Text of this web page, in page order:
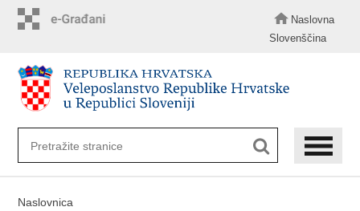
Naslovna
Slovenščina
Naslovnica